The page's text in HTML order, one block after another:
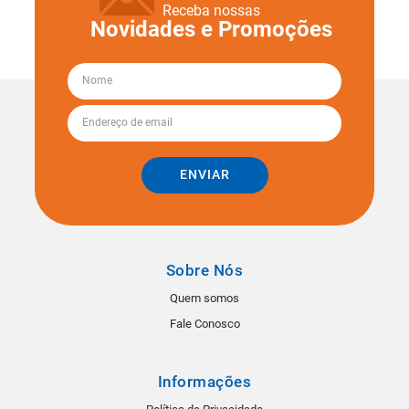
Receba nossas
Novidades e Promoções
ENVIAR
Sobre Nós
Quem somos
Fale Conosco
Informações